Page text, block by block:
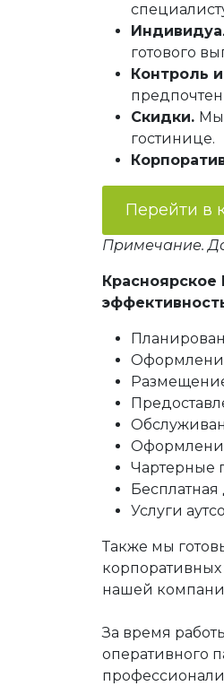
готового
Контроль
Скидки. Мы
гостинице.
Перейти в
Примечание.
Чартерные
Услуги
Также мы
нашей
За время
оперативного